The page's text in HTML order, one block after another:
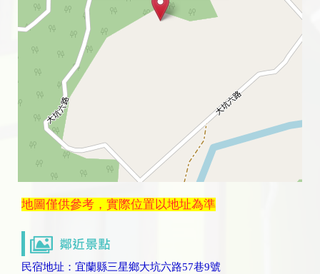
地圖僅供參考，實際位置以地址為準
民宿地址：宜蘭縣三星鄉大坑六路57巷9號